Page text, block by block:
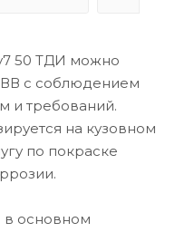
50 ТДИ можно
с соблюдением
и требований.
на кузовном
по покраске
в основном